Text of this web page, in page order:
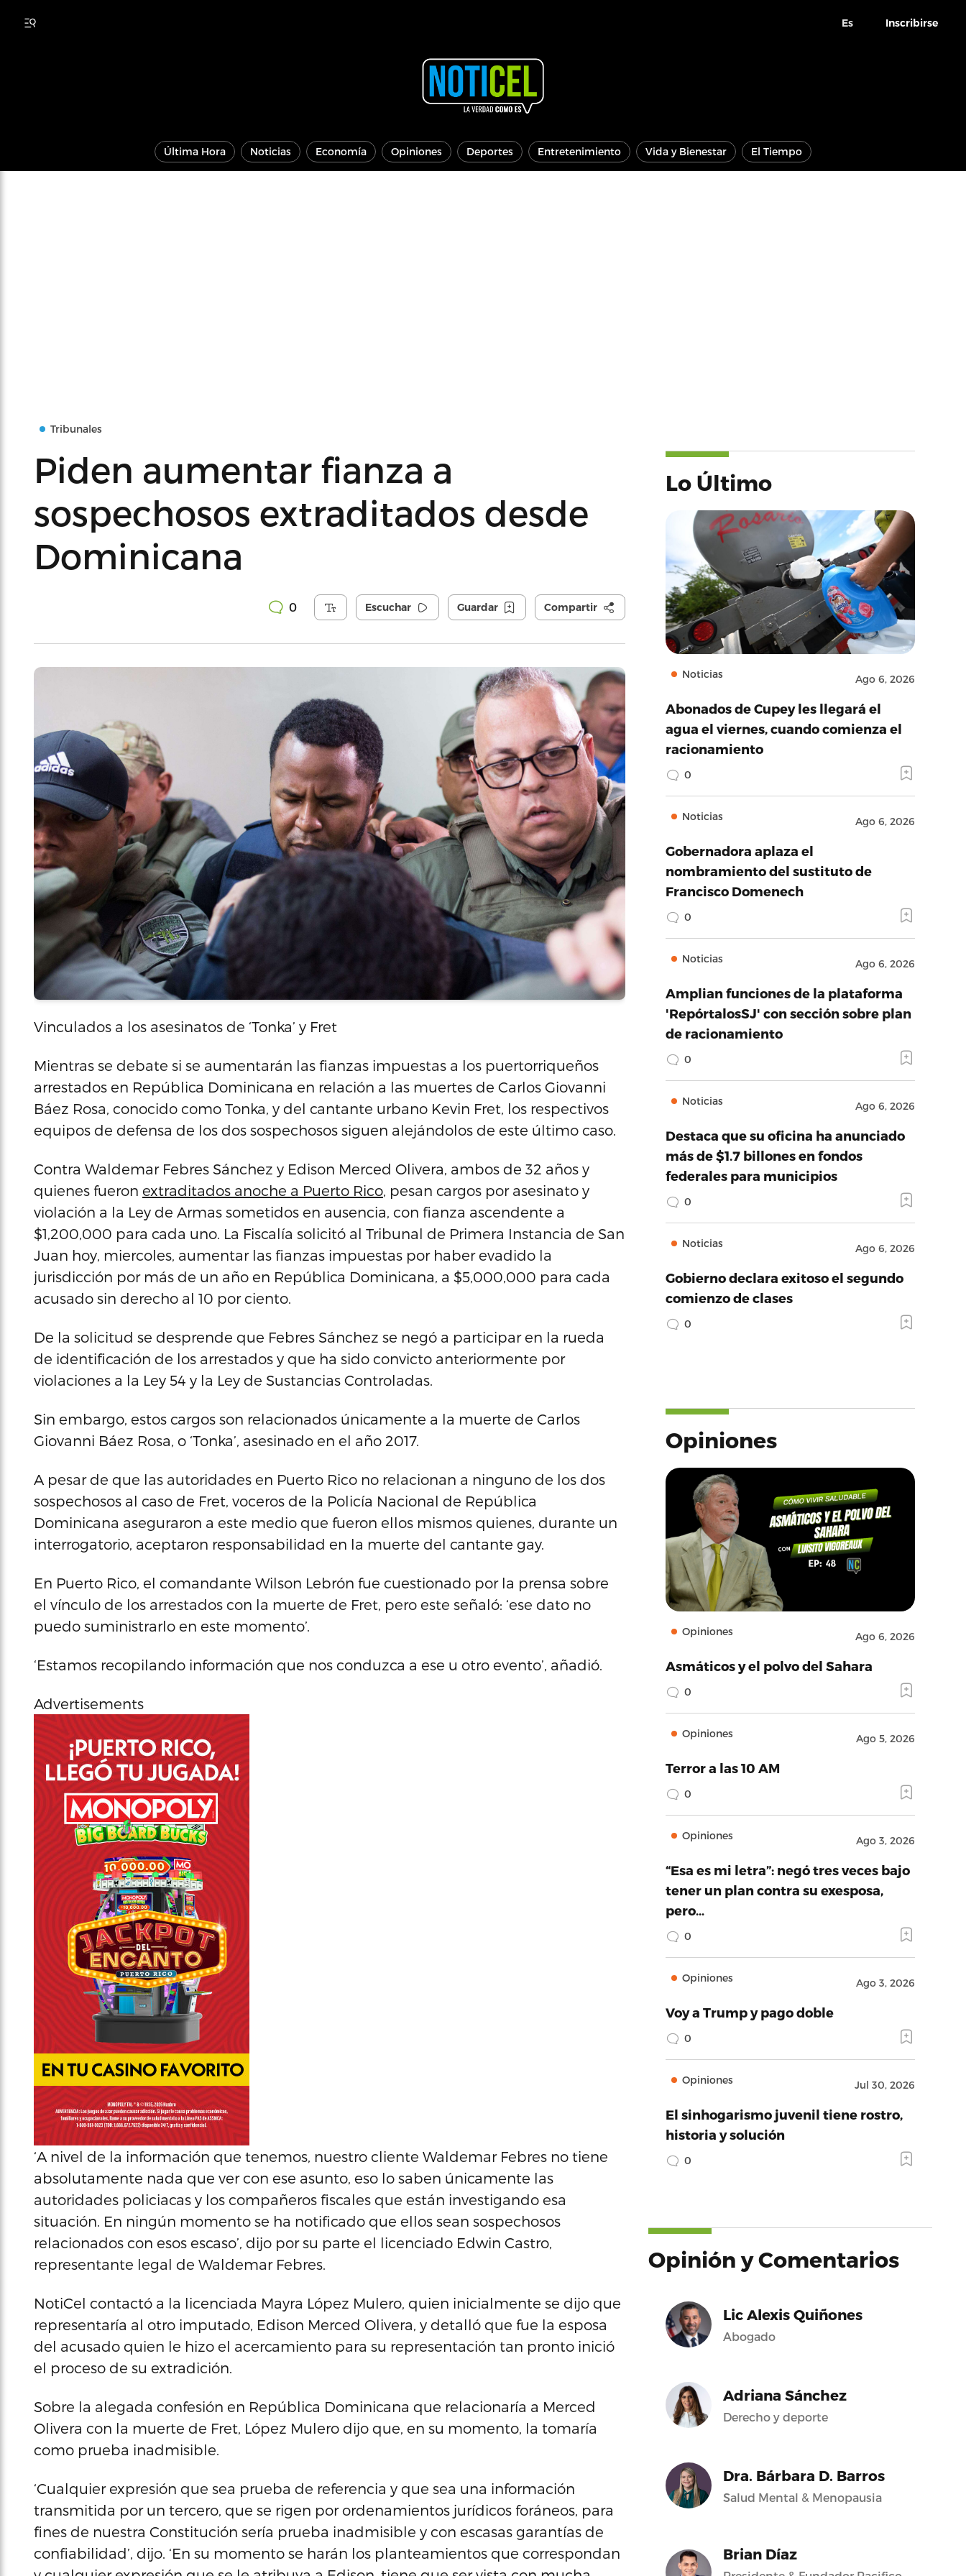
Es Inscribirse
Última Hora Noticias Economía Opiniones Deportes Entretenimiento Vida y Bienestar El Tiempo
Tribunales
Piden aumentar fianza a
sospechosos extraditados desde
Dominicana
0 Escuchar Guardar Compartir
Vinculados a los asesinatos de ‘Tonka’ y Fret
Mientras se debate si se aumentarán las fianzas impuestas a los puertorriqueños
arrestados en República Dominicana en relación a las muertes de Carlos Giovanni
Báez Rosa, conocido como Tonka, y del cantante urbano Kevin Fret, los respectivos
equipos de defensa de los dos sospechosos siguen alejándolos de este último caso.
Contra Waldemar Febres Sánchez y Edison Merced Olivera, ambos de 32 años y
quienes fueron extraditados anoche a Puerto Rico, pesan cargos por asesinato y
violación a la Ley de Armas sometidos en ausencia, con fianza ascendente a
$1,200,000 para cada uno. La Fiscalía solicitó al Tribunal de Primera Instancia de San
Juan hoy, miercoles, aumentar las fianzas impuestas por haber evadido la
jurisdicción por más de un año en República Dominicana, a $5,000,000 para cada
acusado sin derecho al 10 por ciento.
De la solicitud se desprende que Febres Sánchez se negó a participar en la rueda
de identificación de los arrestados y que ha sido convicto anteriormente por
violaciones a la Ley 54 y la Ley de Sustancias Controladas.
Sin embargo, estos cargos son relacionados únicamente a la muerte de Carlos
Giovanni Báez Rosa, o ‘Tonka’, asesinado en el año 2017.
A pesar de que las autoridades en Puerto Rico no relacionan a ninguno de los dos
sospechosos al caso de Fret, voceros de la Policía Nacional de República
Dominicana aseguraron a este medio que fueron ellos mismos quienes, durante un
interrogatorio, aceptaron responsabilidad en la muerte del cantante gay.
En Puerto Rico, el comandante Wilson Lebrón fue cuestionado por la prensa sobre
el vínculo de los arrestados con la muerte de Fret, pero este señaló: ‘ese dato no
puedo suministrarlo en este momento’.
‘Estamos recopilando información que nos conduzca a ese u otro evento’, añadió.
Advertisements
‘A nivel de la información que tenemos, nuestro cliente Waldemar Febres no tiene
absolutamente nada que ver con ese asunto, eso lo saben únicamente las
autoridades policiacas y los compañeros fiscales que están investigando esa
situación. En ningún momento se ha notificado que ellos sean sospechosos
relacionados con esos escaso’, dijo por su parte el licenciado Edwin Castro,
representante legal de Waldemar Febres.
NotiCel contactó a la licenciada Mayra López Mulero, quien inicialmente se dijo que
representaría al otro imputado, Edison Merced Olivera, y detalló que fue la esposa
del acusado quien le hizo el acercamiento para su representación tan pronto inició
el proceso de su extradición.
Sobre la alegada confesión en República Dominicana que relacionaría a Merced
Olivera con la muerte de Fret, López Mulero dijo que, en su momento, la tomaría
como prueba inadmisible.
‘Cualquier expresión que sea prueba de referencia y que sea una información
transmitida por un tercero, que se rigen por ordenamientos jurídicos foráneos, para
fines de nuestra Constitución sería prueba inadmisible y con escasas garantías de
confiabilidad’, dijo. ‘En su momento se harán los planteamientos que correspondan
Lo Último
Noticias Ago 6, 2026
Abonados de Cupey les llegará el
agua el viernes, cuando comienza el
racionamiento
0
Noticias Ago 6, 2026
Gobernadora aplaza el
nombramiento del sustituto de
Francisco Domenech
0
Noticias Ago 6, 2026
Amplian funciones de la plataforma
'RepórtalosSJ' con sección sobre plan
de racionamiento
0
Noticias Ago 6, 2026
Destaca que su oficina ha anunciado
más de $1.7 billones en fondos
federales para municipios
0
Noticias Ago 6, 2026
Gobierno declara exitoso el segundo
comienzo de clases
0
Opiniones
Opiniones Ago 6, 2026
Asmáticos y el polvo del Sahara
0
Opiniones Ago 5, 2026
Terror a las 10 AM
0
Opiniones Ago 3, 2026
“Esa es mi letra”: negó tres veces bajo
tener un plan contra su exesposa,
pero…
0
Opiniones Ago 3, 2026
Voy a Trump y pago doble
0
Opiniones Jul 30, 2026
El sinhogarismo juvenil tiene rostro,
historia y solución
0
Opinión y Comentarios
Lic Alexis Quiñones
Abogado
Adriana Sánchez
Derecho y deporte
Dra. Bárbara D. Barros
Salud Mental & Menopausia
Brian Díaz